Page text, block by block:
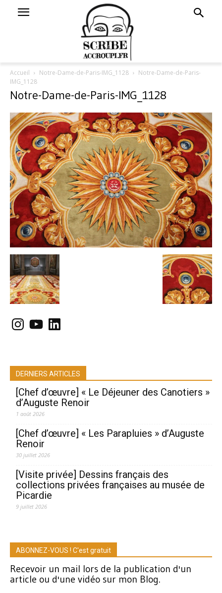
Accueil Notre-Dame-de-Paris-IMG_1128
Notre-Dame-de-Paris-
IMG_1128
Notre-Dame-de-Paris-IMG_1128
Instagram
YouTubeLinkedIn
DERNIERS ARTICLES
[Chef d’œuvre] « Le Déjeuner des Canotiers »
d’Auguste Renoir
1 août 2026
[Chef d’œuvre] « Les Parapluies » d’Auguste
Renoir
30 juillet 2026
[Visite privée] Dessins français des
collections privées françaises au musée de
Picardie
9 juillet 2026
ABONNEZ-VOUS ! C'est gratuit
Recevoir un mail lors de la publication d'un
article ou d'une vidéo sur mon Blog.